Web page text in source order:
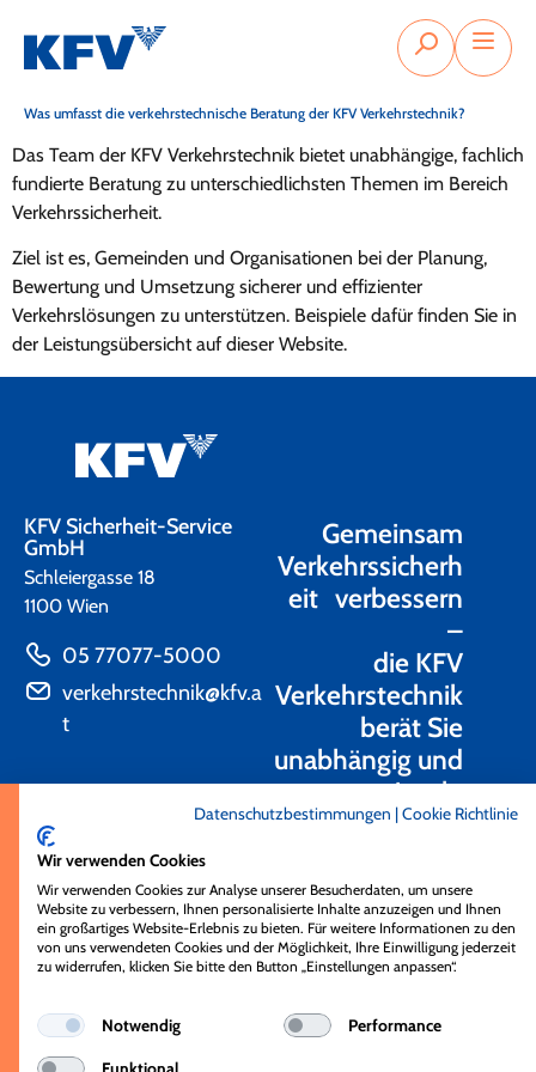
Datenschutzbestimmungen |Cookie Richtlinie
Wir verwenden Cookies
Wir verwenden Cookies zur Analyse unserer Besucherdaten, um unsere
Website zu verbessern, Ihnen personalisierte Inhalte anzuzeigen und Ihnen
ein großartiges Website-Erlebnis zu bieten. Für weitere Informationen zu den
von uns verwendeten Cookies und der Möglichkeit, Ihre Einwilligung jederzeit
zu widerrufen, klicken Sie bitte den Button „Einstellungen anpassen“.
Notwendig Performance
Funktional
Was umfasst die verkehrstechnische Beratung der KFV Verkehrstechnik?
Das Team der KFV Verkehrstechnik bietet unabhängige, fachlich
fundierte Beratung zu unterschiedlichsten Themen im Bereich
Verkehrssicherheit.
Ziel ist es, Gemeinden und Organisationen bei der Planung,
Bewertung und Umsetzung sicherer und effizienter
Verkehrslösungen zu unterstützen. Beispiele dafür finden Sie in
der Leistungsübersicht auf dieser Website.
KFV Sicherheit-Service
GmbH
Schleiergasse 18
1100 Wien
05 77077-5000
verkehrstechnik@kfv.a
t
Gemeinsam
Verkehrssicherh
eit verbessern
–
die KFV
Verkehrstechnik
berät Sie
unabhängig und
praxisnah.
Kontakt
© KFV 2026
kfv-aktionen.at
Datenschutz